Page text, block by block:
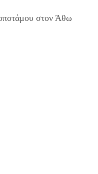
στον Άθω